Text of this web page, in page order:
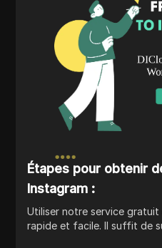
Étapes pour obtenir
Instagram :
Utiliser notre service gratuit
rapide et facile. Il suffit de